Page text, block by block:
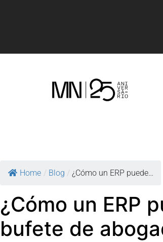
Home / Blog / ¿Cómo un ERP puede…
¿Cómo un ERP
bufete de